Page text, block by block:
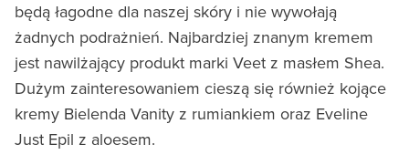
będą łagodne dla naszej skóry i nie wywołają
żadnych podrażnień. Najbardziej znanym kremem
jest nawilżający produkt marki Veet z masłem Shea.
Dużym zainteresowaniem cieszą się również kojące
kremy Bielenda Vanity z rumiankiem oraz Eveline
Just Epil z aloesem.